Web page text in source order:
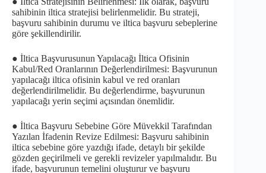
sahibinin iltica stratejisi belirlenmelidir. Bu strateji,
başvuru sahibinin durumu ve iltica başvuru sebeplerine
göre şekillendirilir.
● İltica Başvurusunun Yapılacağı İltica Ofisinin
Kabul/Red Oranlarının Değerlendirilmesi: Başvurunun
yapılacağı iltica ofisinin kabul ve red oranları
değerlendirilmelidir. Bu değerlendirme, başvurunun
yapılacağı yerin seçimi açısından önemlidir.
● İltica Başvuru Sebebine Göre Müvekkil Tarafından
Yazılan İfadenin Revize Edilmesi: Başvuru sahibinin
iltica sebebine göre yazdığı ifade, detaylı bir şekilde
gözden geçirilmeli ve gerekli revizeler yapılmalıdır. Bu
ifade, başvurunun temelini oluşturur ve başvuru